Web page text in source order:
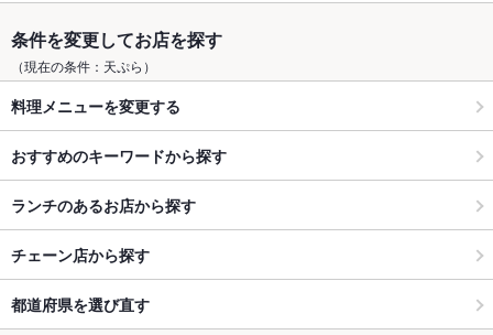
条件を変更してお店を探す
（現在の条件：天ぷら）
料理メニューを変更する
おすすめのキーワードから探す
ランチのあるお店から探す
チェーン店から探す
都道府県を選び直す